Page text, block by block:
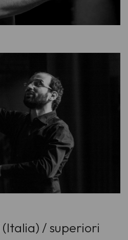
(Italia) / superiori